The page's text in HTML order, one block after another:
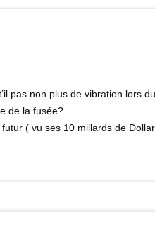
pas non plus de vibration lors
de la fusée?
( vu ses 10 millards de